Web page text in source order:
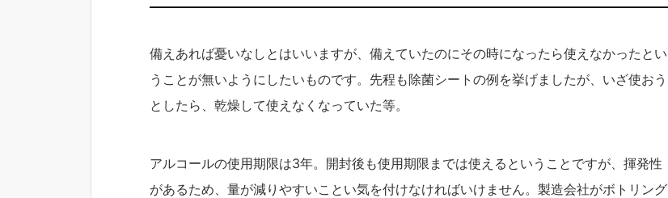
備えあれば憂いなしとはいいますが、備えていたのにその時になったら使えなかったとい
うことが無いようにしたいものです。先程も除菌シートの例を挙げましたが、いざ使おう
としたら、乾燥して使えなくなっていた等。
アルコールの使用期限は3年。開封後も使用期限までは使えるということですが、揮発性
があるため、量が減りやすいことい気を付けなければいけません。製造会社がボトリング